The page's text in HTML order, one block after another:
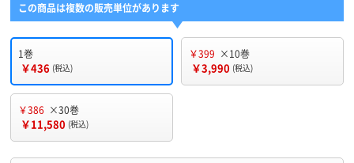
この商品は複数の販売単位があります
1巻
￥436 (税込)
￥399 ×10巻
￥3,990 (税込)
￥386 ×30巻
￥11,580 (税込)